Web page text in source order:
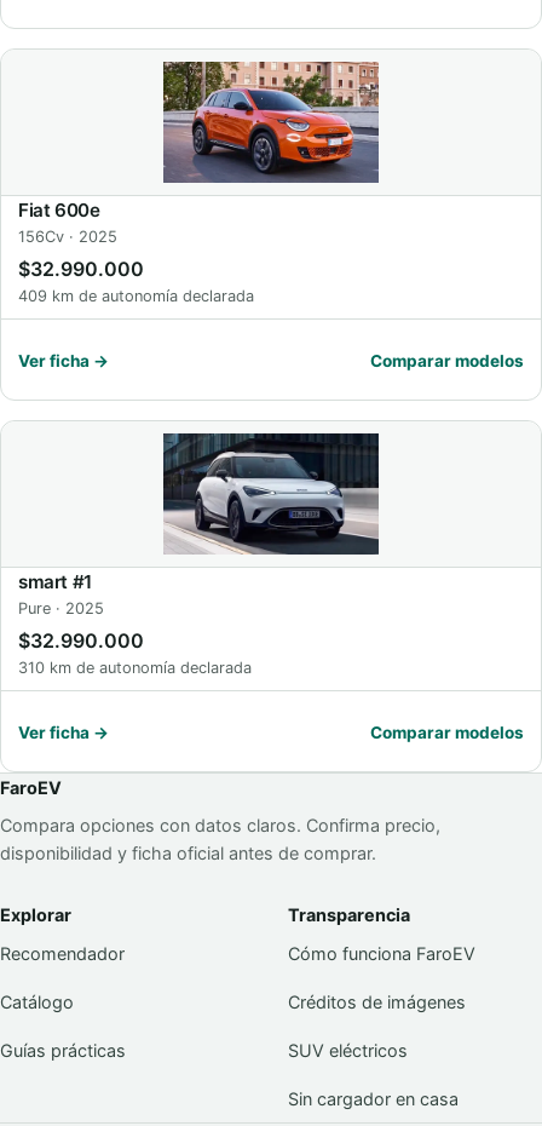
Fiat 600e
156Cv · 2025
$32.990.000
409 km de autonomía declarada
Ver ficha → Comparar modelos
smart #1
Pure · 2025
$32.990.000
310 km de autonomía declarada
Ver ficha → Comparar modelos
FaroEV
Compara opciones con datos claros. Confirma precio,
disponibilidad y ficha oficial antes de comprar.
Explorar
Recomendador
Catálogo
Guías prácticas
Transparencia
Cómo funciona FaroEV
Créditos de imágenes
SUV eléctricos
Sin cargador en casa